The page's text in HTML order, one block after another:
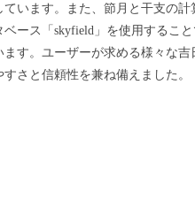
ています。また、節月と干支の
ース「skyfield」を使用するこ
ます。ユーザーが求める様々な吉
さと信頼性を兼ね備えました。